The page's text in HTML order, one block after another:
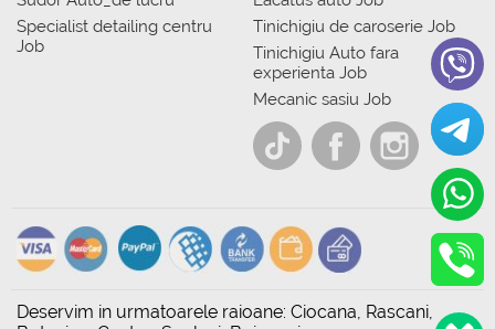
Specialist detailing centru
Job
Tinichigiu de caroserie Job
Tinichigiu Auto fara
experienta Job
Mecanic sasiu Job
Deservim in urmatoarele raioane: Ciocana, Rascani,